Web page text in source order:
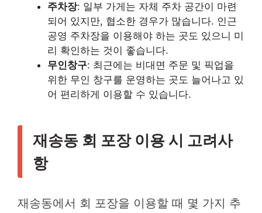
주차장: 일부 가게는 자체 주차 공간이 마련
되어 있지만, 협소한 경우가 많습니다. 인근
공영 주차장을 이용해야 하는 곳도 있으니 미
리 확인하는 것이 좋습니다.
무인창구: 최근에는 비대면 주문 및 픽업을
위한 무인 창구를 운영하는 곳도 늘어나고 있
어 편리하게 이용할 수 있습니다.
재송동 회 포장 이용 시 고려사
항
재송동에서 회 포장을 이용할 때 몇 가지 추